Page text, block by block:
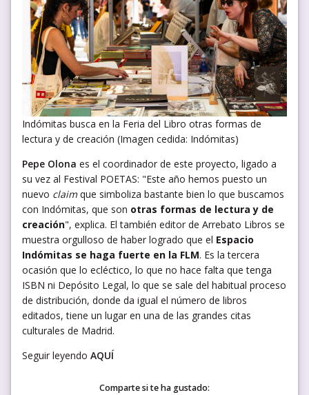
Indómitas busca en la Feria del Libro otras formas de
lectura y de creación (Imagen cedida: Indómitas)
Pepe Olona es el coordinador de este proyecto, ligado a
su vez al Festival POETAS: "Este año hemos puesto un
nuevo claimque simboliza bastante bien lo que buscamos
con Indómitas, que son otras formas de lectura y de
creación", explica. El también editor de Arrebato Libros se
muestra orgulloso de haber logrado que el Espacio
Indómitas se haga fuerte en la FLM. Es la tercera
ocasión que lo ecléctico, lo que no hace falta que tenga
ISBN ni Depósito Legal, lo que se sale del habitual proceso
de distribución, donde da igual el número de libros
editados, tiene un lugar en una de las grandes citas
culturales de Madrid.
Seguir leyendo AQUÍ
Comparte si te ha gustado: